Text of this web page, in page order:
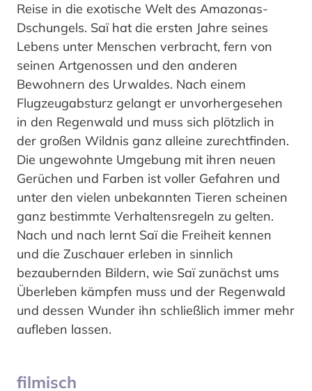
Reise in die exotische Welt des Amazonas-
Dschungels. Saï hat die ersten Jahre seines
Lebens unter Menschen verbracht, fern von
seinen Artgenossen und den anderen
Bewohnern des Urwaldes. Nach einem
Flugzeugabsturz gelangt er unvorhergesehen
in den Regenwald und muss sich plötzlich in
der großen Wildnis ganz alleine zurechtfinden.
Die ungewohnte Umgebung mit ihren neuen
Gerüchen und Farben ist voller Gefahren und
unter den vielen unbekannten Tieren scheinen
ganz bestimmte Verhaltensregeln zu gelten.
Nach und nach lernt Saï die Freiheit kennen
und die Zuschauer erleben in sinnlich
bezaubernden Bildern, wie Saï zunächst ums
Überleben kämpfen muss und der Regenwald
und dessen Wunder ihn schließlich immer mehr
aufleben lassen.
filmisch